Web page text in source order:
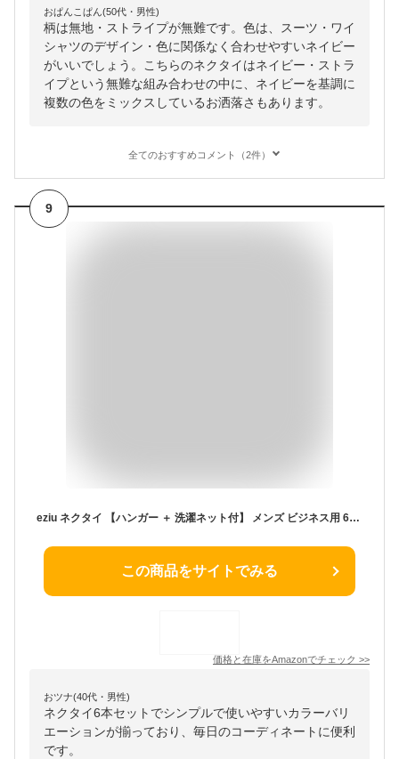
おぱんこぱん(50代・男性)
柄は無地・ストライプが無難です。色は、スーツ・ワイ
シャツのデザイン・色に関係なく合わせやすいネイビー
がいいでしょう。こちらのネクタイはネイビー・ストラ
イプという無難な組み合わせの中に、ネイビーを基調に
複数の色をミックスしているお洒落さもあります。
全てのおすすめコメント（2件）
9
eziu ネクタイ 【ハンガー ＋ 洗濯ネット付】 メンズ ビジネス用 6本 セット
この商品をサイトでみる
価格と在庫をAmazonでチェック >>
おツナ(40代・男性)
ネクタイ6本セットでシンプルで使いやすいカラーバリ
エーションが揃っており、毎日のコーディネートに便利
です。